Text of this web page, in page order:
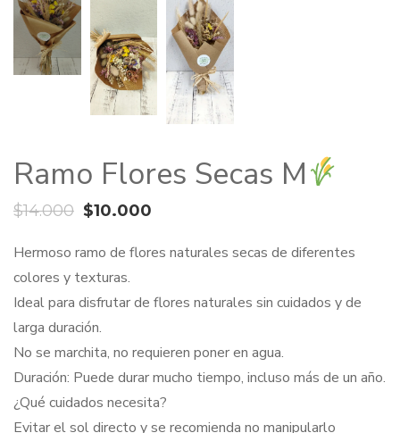
Ramo Flores Secas M
$14.000 El
era:
$14.000.
$10.000
es:
Hermoso ramo de flores naturales secas de diferentes
colores y texturas.
Ideal para disfrutar de flores naturales sin cuidados y de
larga duración.
No se marchita, no requieren poner en agua.
Duración: Puede durar mucho tiempo, incluso más de un año.
¿Qué cuidados necesita?
Evitar el sol directo y se recomienda no manipularlo